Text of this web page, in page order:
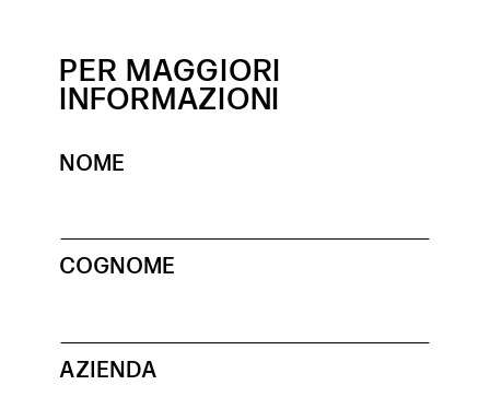
PER MAGGIORI
INFORMAZIONI
NOME
COGNOME
AZIENDA